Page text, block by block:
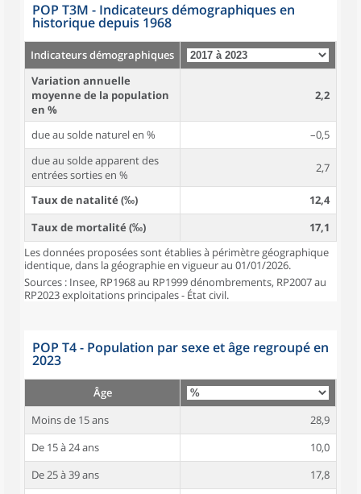
POP T3M - Indicateurs démographiques en
historique depuis 1968
Indicateurs démographiques
Variation annuelle
moyenne de la population
en %
2,2
due au solde naturel en %
–0,5
due au solde apparent des
entrées sorties en %
2,7
Taux de natalité (‰)
12,4
Taux de mortalité (‰)
17,1
Les données proposées sont établies à périmètre géographique
identique, dans la géographie en vigueur au 01/01/2026.
Sources : Insee, RP1968 au RP1999 dénombrements, RP2007 au
RP2023 exploitations principales - État civil.
POP T4 - Population par sexe et âge regroupé en
2023
Âge
Moins de 15 ans
28,9
De 15 à 24 ans
10,0
De 25 à 39 ans
17,8